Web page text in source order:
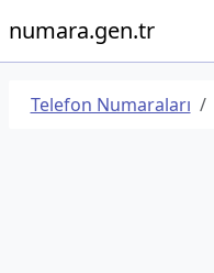
numara.gen.tr
Telefon Numaraları